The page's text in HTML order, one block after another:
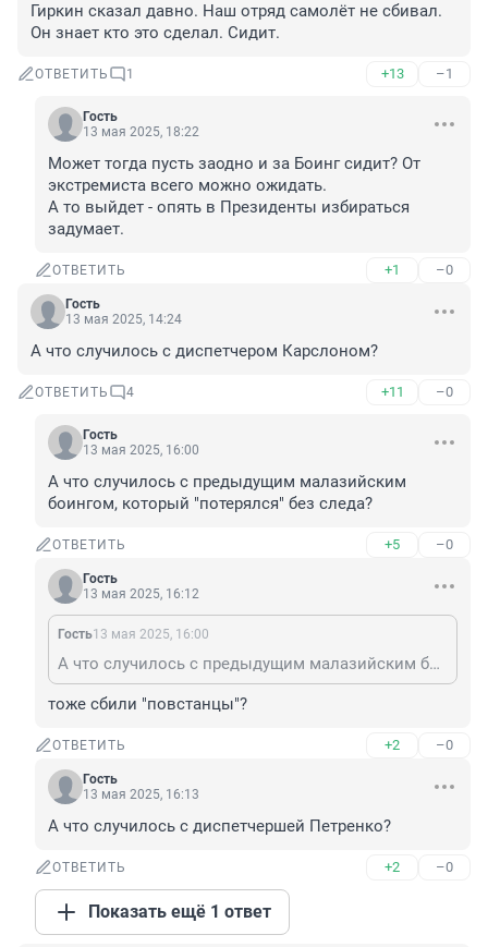
Гиркин сказал давно. Наш отряд самолёт не сбивал.
Он знает кто это сделал. Сидит.
ОТВЕТИТЬ 1 +13 –1
Гость
13 мая 2025, 18:22
Может тогда пусть заодно и за Боинг сидит? От
экстремиста всего можно ожидать.
А то выйдет - опять в Президенты избираться
задумает.
ОТВЕТИТЬ +1 –0
Гость
13 мая 2025, 14:24
А что случилось с диспетчером Карслоном?
ОТВЕТИТЬ 4 +11 –0
Гость
13 мая 2025, 16:00
А что случилось с предыдущим малазийским
боингом, который "потерялся" без следа?
ОТВЕТИТЬ +5 –0
Гость
13 мая 2025, 16:12
Гость13 мая 2025, 16:00
А что случилось с предыдущим малазийским боингом, который "потерялся" без следа?
тоже сбили "повстанцы"?
ОТВЕТИТЬ +2 –0
Гость
13 мая 2025, 16:13
А что случилось с диспетчершей Петренко?
ОТВЕТИТЬ +2 –0
Показать ещё 1 ответ